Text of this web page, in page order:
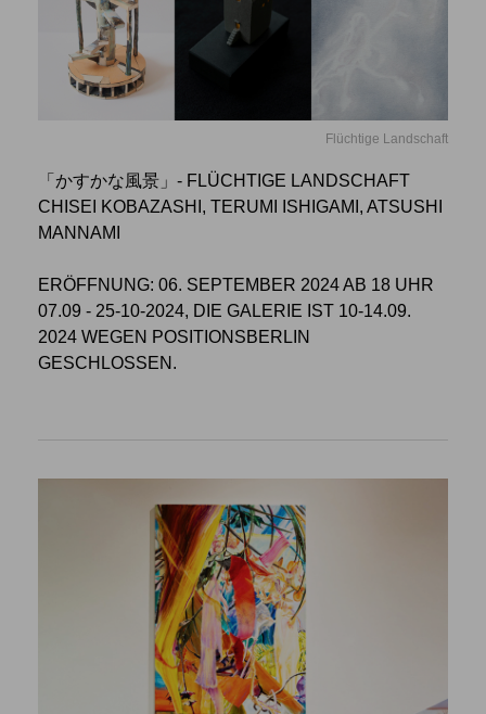
Flüchtige Landschaft
「かすかな風景」- FLÜCHTIGE LANDSCHAFT
CHISEI KOBAZASHI, TERUMI ISHIGAMI, ATSUSHI
MANNAMI
ERÖFFNUNG: 06. SEPTEMBER 2024 AB 18 UHR
07.09 - 25-10-2024, DIE GALERIE IST 10-14.09.
2024 WEGEN POSITIONSBERLIN
GESCHLOSSEN.